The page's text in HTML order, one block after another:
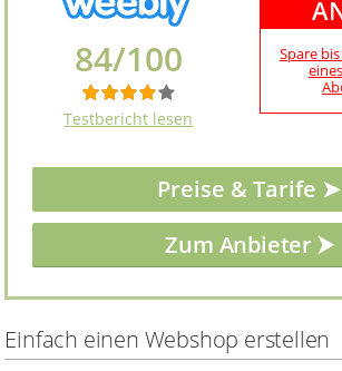
84/100
Testbericht lesen
Spare
Preise & Tarife ➤
Einfach einen Webshop erstellen